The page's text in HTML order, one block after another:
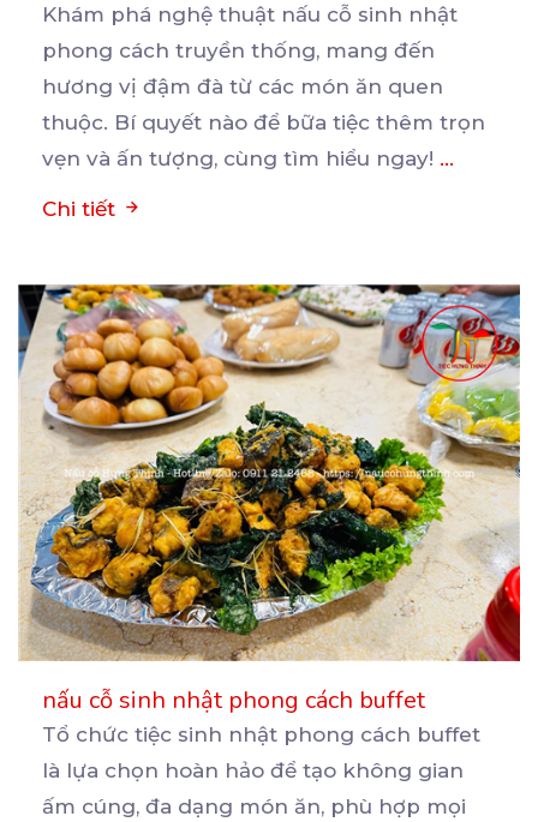
Khám phá nghệ thuật nấu cỗ sinh nhật
phong cách truyền thống, mang đến
hương vị đậm đà từ các món ăn quen
thuộc. Bí quyết nào để bữa tiệc thêm trọn
vẹn và ấn tượng, cùng tìm hiểu ngay! ...
Chi tiết
nấu cỗ sinh nhật phong cách buffet
Tổ chức tiệc sinh nhật phong cách buffet
là lựa chọn hoàn hảo để tạo không gian
ấm cúng, đa dạng món ăn, phù hợp mọi